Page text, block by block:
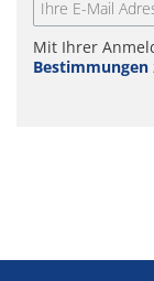
Mit Ihrer
Bestimmungen